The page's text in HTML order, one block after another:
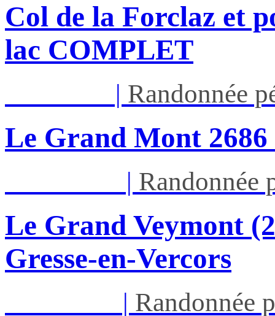
Col de la Forclaz et
lac COMPLET
| Randonnée
Le Grand Mont
| Randonnée
Le Grand Veymont
Gresse-en-Vercors
| Randonnée